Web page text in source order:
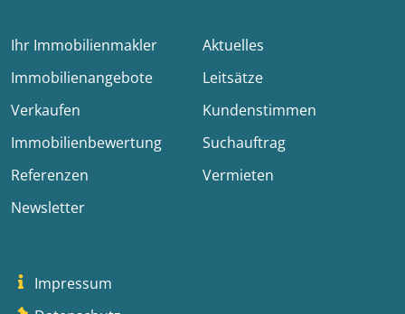
Ihr Immobilienmakler
Aktuelles
Immobilienangebote
Leitsätze
Verkaufen
Kundenstimmen
Immobilienbewertung
Suchauftrag
Referenzen
Vermieten
Newsletter
Impressum